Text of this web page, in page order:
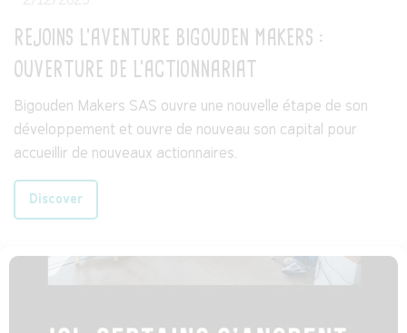
REJOINS L'AVENTURE BIGOUDEN MAKERS :
OUVERTURE DE L'ACTIONNARIAT
Bigouden Makers SAS ouvre une nouvelle étape de son
développement et ouvre de nouveau son capital pour
accueillir de nouveaux actionnaires.
Discover